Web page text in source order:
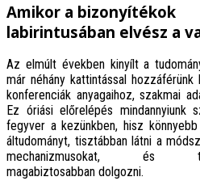
Amikor a bizonyítékok
labirintusában elvész a
Az elmúlt években kinyílt a
már néhány kattintással hozzáférünk
konferenciák anyagaihoz, szakmai
Ez óriási előrelépés mindannyiunk
fegyver a kezünkben, hisz
áltudományt, tisztábban látni a
mechanizmusokat, és
magabiztosabban dolgozni.